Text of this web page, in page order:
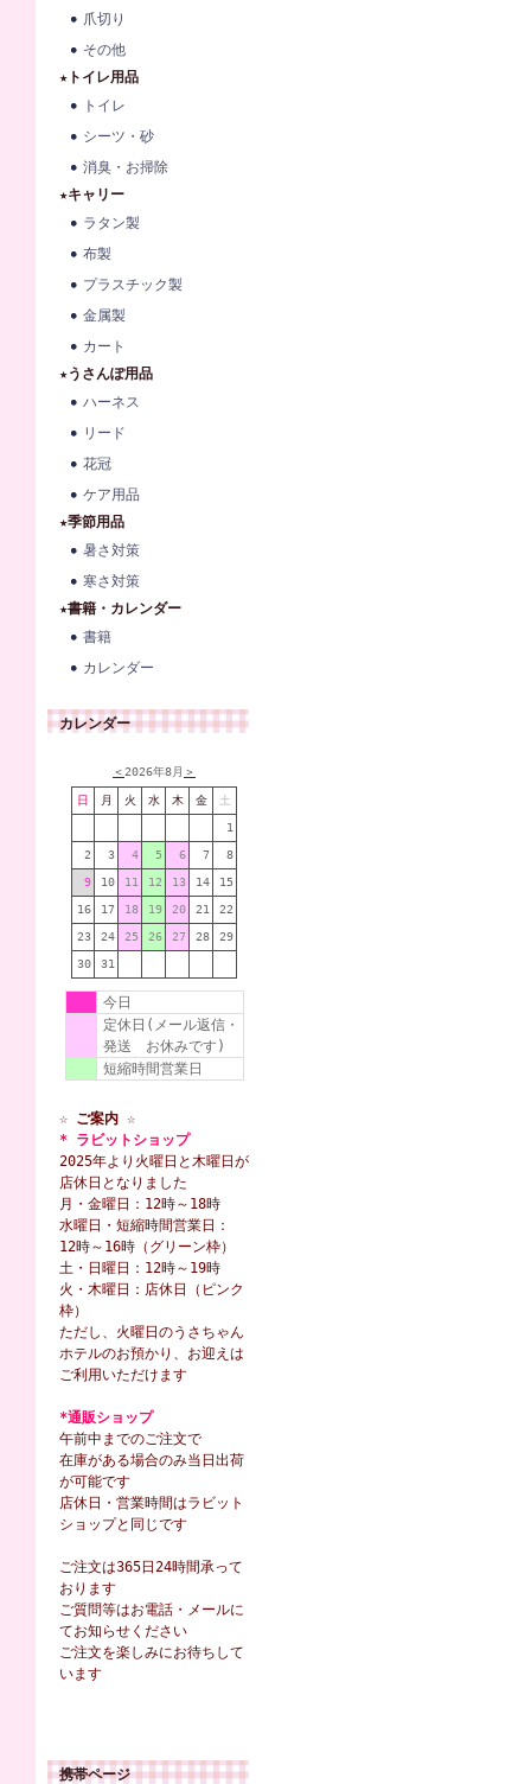
爪切り
その他
★トイレ用品
トイレ
シーツ・砂
消臭・お掃除
★キャリー
ラタン製
布製
プラスチック製
金属製
カート
★うさんぽ用品
ハーネス
リード
花冠
ケア用品
★季節用品
暑さ対策
寒さ対策
★書籍・カレンダー
書籍
カレンダー
カレンダー
＜2026年8月 ＞
日 月 火 水 木 金 土
1
2 3 4 5 6 7 8
9 10 11 12 13 14 15
16 17 18 19 20 21 22
23 24 25 26 27 28 29
30 31
今日
定休日(メール返信・
発送 お休みです)
短縮時間営業日
☆ ご案内 ☆
* ラビットショップ
2025年より火曜日と木曜日が
店休日となりました
月・金曜日：12時～18時
水曜日・短縮時間営業日：
12時～16時（グリーン枠）
土・日曜日：12時～19時
火・木曜日：店休日（ピンク
枠）
ただし、火曜日のうさちゃん
ホテルのお預かり、お迎えは
ご利用いただけます
*通販ショップ
午前中までのご注文で
在庫がある場合のみ当日出荷
が可能です
店休日・営業時間はラビット
ショップと同じです
ご注文は365日24時間承って
おります
ご質問等はお電話・メールに
てお知らせください
ご注文を楽しみにお待ちして
います
携帯ページ